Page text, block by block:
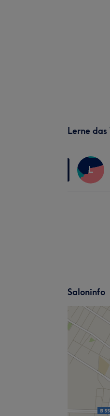
Lerne das
L
Saloninfo